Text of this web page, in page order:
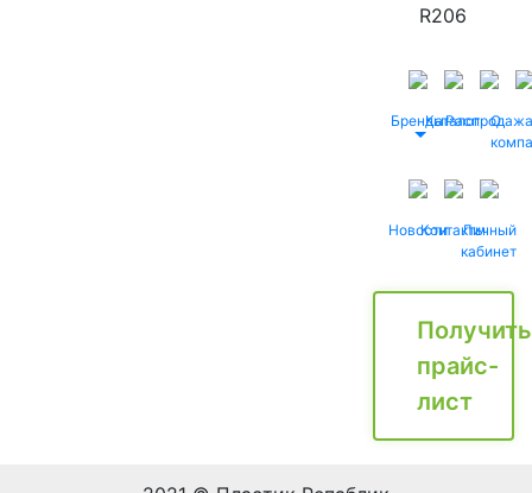
R206
БрендыКаталог
Распродажа
О
НовостиКонтактыЛичный
кабинет
Получить
прайс-
лист